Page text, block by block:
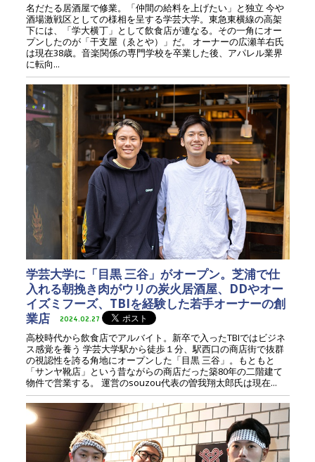
名だたる居酒屋で修業。「仲間の給料を上げたい」と独立 今や
酒場激戦区としての様相を呈する学芸大学。東急東横線の高架
下には、「学大横丁」として飲食店が連なる。その一角にオー
プンしたのが「干支屋（ゑとや）」だ。 オーナーの広瀬羊右氏
は現在38歳。音楽関係の専門学校を卒業した後、アパレル業界
に転向...
学芸大学に「目黒 三谷」がオープン。芝浦で仕
入れる朝挽き肉がウリの炭火居酒屋、DDやオー
イズミフーズ、TBIを経験した若手オーナーの創
業店
2024.02.27
高校時代から飲食店でアルバイト。新卒で入ったTBIではビジネ
ス感覚を養う 学芸大学駅から徒歩１分、駅西口の商店街で抜群
の視認性を誇る角地にオープンした「目黒 三谷」。もともと
「サンヤ靴店」という昔ながらの商店だった築80年の二階建て
物件で営業する。 運営のsouzou代表の曽我翔太郎氏は現在...